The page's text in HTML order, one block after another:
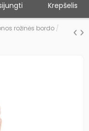
Krepšelis
rožinės bordo